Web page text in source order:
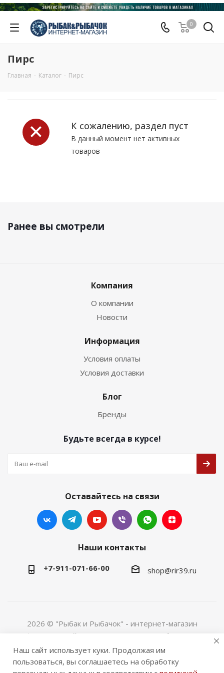
0
Пирс
Главная - Каталог - Пирс
К сожалению, раздел пуст
В данный момент нет активных
товаров
Ранее вы смотрели
Компания
О компании
Новости
Информация
Условия оплаты
Условия доставки
Блог
Бренды
Будьте всегда в курсе!
Оставайтесь на связи
Наши контакты
+7-911-071-66-00 shop@rir39.ru
2026 © "Рыбак и Рыбачок" - интернет-магазин
Информация сайта защищена законом об авторских
правах. Индивидуальный предприниматель Рогов
Сергей Юрьевич. ИНН 390600967290. ОГРНИП
Наш сайт использует куки. Продолжая им
пользоваться, вы соглашаетесь на обработку